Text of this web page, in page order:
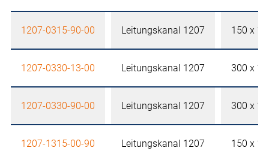
1207-0315-90-00 Leitungskanal 1207 150 x
1207-0330-13-00 Leitungskanal 1207 300 x
1207-0330-90-00 Leitungskanal 1207 300 x
1207-1315-00-90 Leitungskanal 1207 150 x